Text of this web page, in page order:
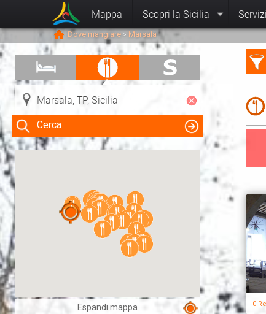
Mappa Scopri la Sicilia Servizi
Dove mangiare > Marsala
Cerca
Clicca su una risorsa nella mappa
per visualizzare le informazioni
Espandi mappa 0